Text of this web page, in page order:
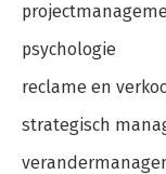
psychologie
reclame en
strategisch